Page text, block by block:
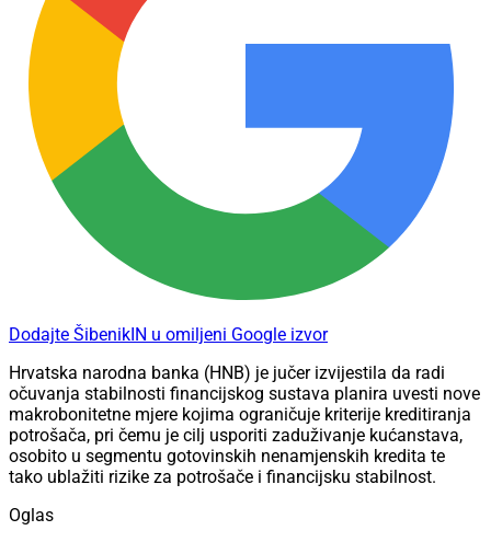
Dodajte ŠibenikIN u omiljeni Google izvor
Hrvatska narodna banka (HNB) je jučer izvijestila da radi
očuvanja stabilnosti financijskog sustava planira uvesti nove
makrobonitetne mjere kojima ograničuje kriterije kreditiranja
potrošača, pri čemu je cilj usporiti zaduživanje kućanstava,
osobito u segmentu gotovinskih nenamjenskih kredita te
tako ublažiti rizike za potrošače i financijsku stabilnost.
Oglas